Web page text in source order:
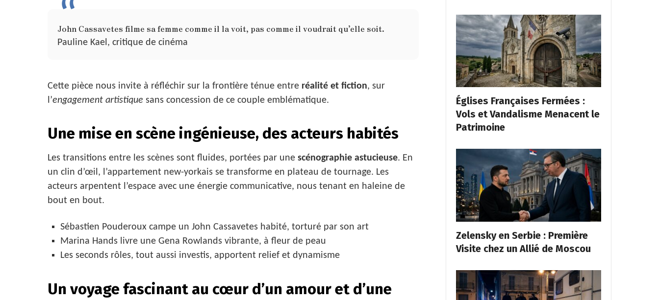
John Cassavetes filme sa femme comme il la voit, pas comme il voudrait qu’elle soit.
Pauline Kael, critique de cinéma
Cette pièce nous invite à réfléchir sur la frontière ténue entre réalité et fiction, sur
l’engagement artistique sans concession de ce couple emblématique.
Une mise en scène ingénieuse, des acteurs habités
Les transitions entre les scènes sont fluides, portées par une scénographie astucieuse. En
un clin d’œil, l’appartement new-yorkais se transforme en plateau de tournage. Les
acteurs arpentent l’espace avec une énergie communicative, nous tenant en haleine de
bout en bout.
Sébastien Pouderoux campe un John Cassavetes habité, torturé par son art
Marina Hands livre une Gena Rowlands vibrante, à fleur de peau
Les seconds rôles, tout aussi investis, apportent relief et dynamisme
Un voyage fascinant au cœur d’un amour et d’une
Églises Françaises Fermées :
Vols et Vandalisme Menacent le
Patrimoine
Zelensky en Serbie : Première
Visite chez un Allié de Moscou